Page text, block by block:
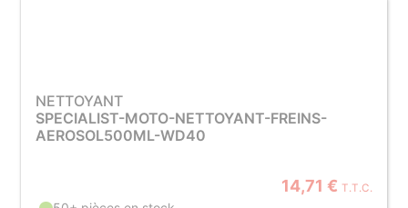
NETTOYANT
SPECIALIST-MOTO-NETTOYANT-FREINS-
AEROSOL500ML-WD40
14,71 € T.T.C.